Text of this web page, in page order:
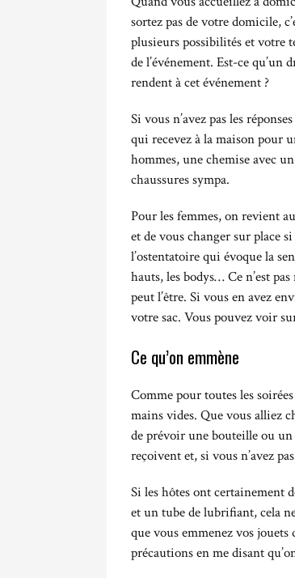
sortez pas de votre domicile,
plusieurs possibilités et votre
de l’événement. Est-ce qu’un
rendent à cet événement ?
Si vous n’avez pas les
qui recevez à la maison pour
hommes, une chemise avec
chaussures sympa.
Pour les femmes, on revient
et de vous changer sur place
l’ostentatoire qui évoque la
hauts, les bodys… Ce n’est
peut l’être. Si vous en avez
votre sac. Vous pouvez voir
Ce qu’on emmène
Comme pour toutes les
mains vides. Que vous alliez
de prévoir une bouteille ou un
reçoivent et, si vous n’avez
Si les hôtes ont certainement
et un tube de lubrifiant, cela
que vous emmenez vos
précautions en me disant